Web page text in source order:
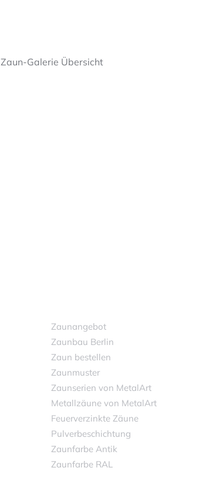
Zaun-Galerie Übersicht
Zaunangebot
Zaunbau Berlin
Zaun bestellen
Zaunmuster
Zaunserien von MetalArt
Metallzäune von MetalArt
Feuerverzinkte Zäune
Pulverbeschichtung
Zaunfarbe Antik
Zaunfarbe RAL